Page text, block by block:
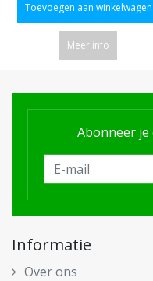
Toevoegen aan winkelwagen
Meer info
Abonneer
Informatie
Over ons